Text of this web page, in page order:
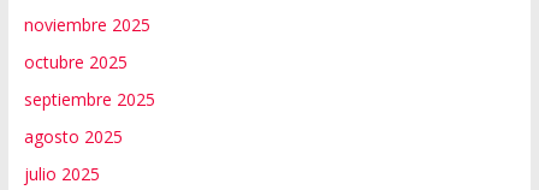
noviembre 2025
octubre 2025
septiembre 2025
agosto 2025
julio 2025